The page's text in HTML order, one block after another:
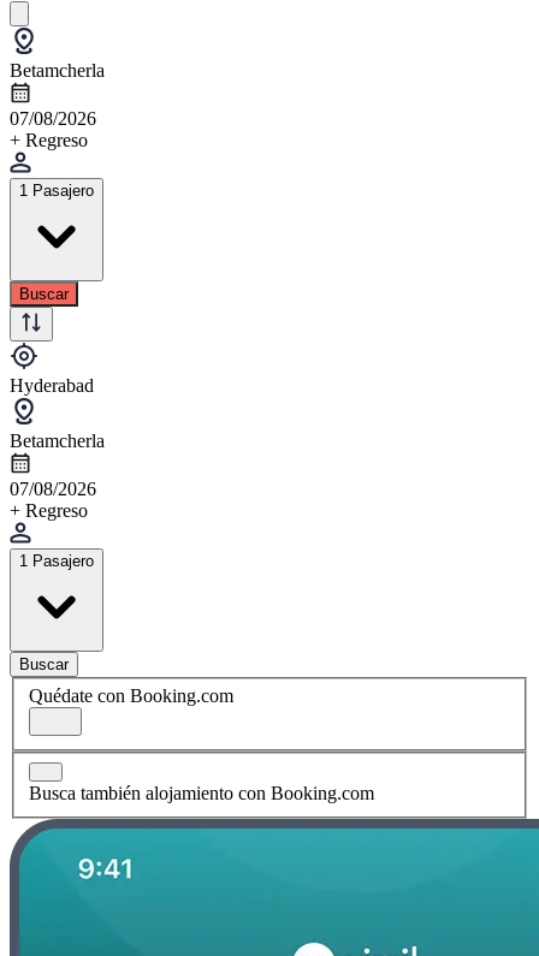
Betamcherla
07/08/2026
+ Regreso
1 Pasajero
Buscar
Hyderabad
Betamcherla
07/08/2026
+ Regreso
1 Pasajero
Buscar
Quédate con Booking.com
Busca también alojamiento con Booking.com